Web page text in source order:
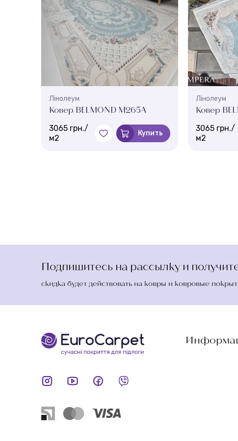
Лінолеум
Ковер BELMOND M265A
3065 грн./
м2
Купить
Лінолеум
Ковер
3065 грн./
м2
Подпишитесь на рассылку и
скидка будет действовать на ковры и ковровые